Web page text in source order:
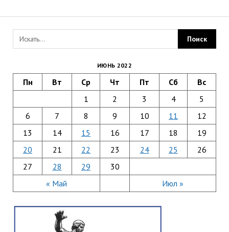
ИЮНЬ 2022
Пн Вт Ср Чт Пт Сб Вс
« Май Июл »
1 2 3 4
5
6
7 8 9 10 11
12
13
14 15 16 17 18
19
20
21 22 23 24 25
26
27
28 29 30